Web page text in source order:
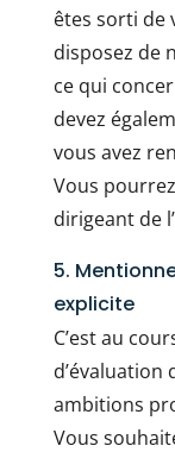
êtes sorti de
disposez de
ce qui
devez
vous avez
Vous
dirigeant de
5.
explicite
C’est au
d’évaluation
ambitions
Vous